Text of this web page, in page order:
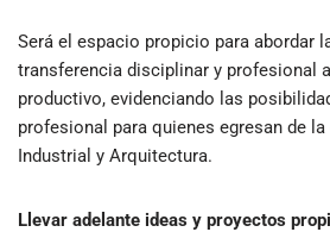
Será el espacio propicio para abordar
transferencia disciplinar y profesional
productivo, evidenciando las
profesional para quienes egresan de
Industrial y Arquitectura.
Llevar adelante ideas y proyectos